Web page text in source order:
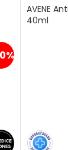
AVENE
40ml